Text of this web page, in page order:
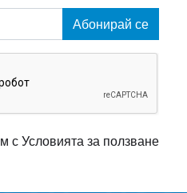
Абонирай се
с Условията за ползване